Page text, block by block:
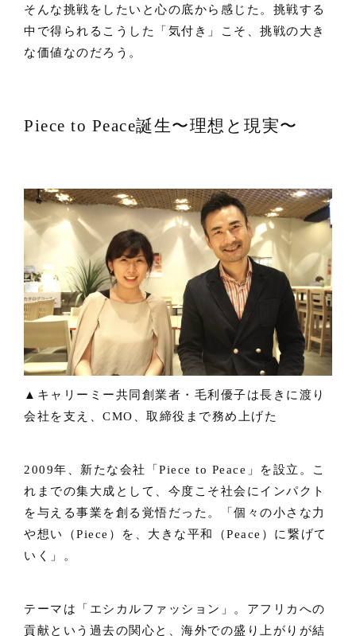
そんな挑戦をしたいと心の底から感じた。挑戦する
中で得られるこうした「気付き」こそ、挑戦の大き
な価値なのだろう。
Piece to Peace誕生〜理想と現実〜
▲キャリーミー共同創業者・毛利優子は長きに渡り
会社を支え、CMO、取締役まで務め上げた
2009年、新たな会社「Piece to Peace」を設立。こ
れまでの集大成として、今度こそ社会にインパクト
を与える事業を創る覚悟だった。「個々の小さな力
や想い（Piece）を、大きな平和（Peace）に繋げて
いく」。
テーマは「エシカルファッション」。アフリカへの
貢献という過去の関心と、海外での盛り上がりが結